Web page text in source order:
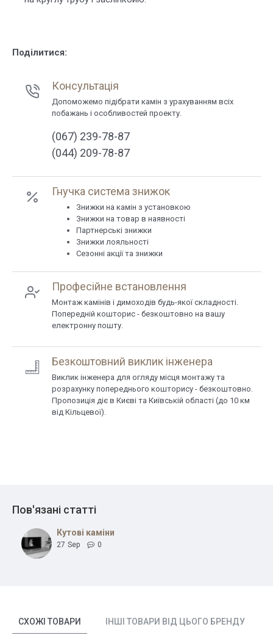
Поділитися:
Консультація
Допоможемо підібрати камін з урахуванням всіх
побажань і особливостей проекту.
(067) 239-78-87
(044) 209-78-87
Гнучка система знижок
Знижки на камін з установкою
Знижки на товар в наявності
Партнерські знижки
Знижки лояльності
Сезонні акції та знижки
Професійне встановлення
Монтаж камінів і димоходів будь-якої складності.
Попередній кошторис - безкоштовно на вашу
електронну пошту.
Безкоштовний виклик інженера
Виклик інженера для огляду місця монтажу та
розрахунку попереднього кошторису - безкоштовно.
Пропозиція діє в Києві та Київській області (до 10 км
від Кільцевої).
Пов'язані статті
Кутові каміни
27 Sep 0
СХОЖІ ТОВАРИ ІНШІ ТОВАРИ ВІД ЦЬОГО БРЕНДУ